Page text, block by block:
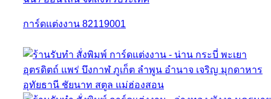
การ์ดแต่งงาน 82119001